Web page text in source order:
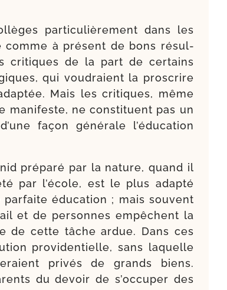
par­ti­cu­liè­re­ment dans les
comme à pré­sent de bons résul­
cri­tiques de la part de cer­tains
qui vou­draient la pros­crire
Mais les cri­tiques, même
mani­feste, ne consti­tuent pas un
façon géné­rale l’é­du­ca­tion
pré­pa­ré par la nature, quand il
par l’é­cole, est le plus adap­té
édu­ca­tion ; mais sou­vent
et de per­sonnes empêchent la
de cette tâche ardue. Dans ces
providen­tielle, sans laquelle
pri­vés de grands biens.
du devoir de s’oc­cu­per des